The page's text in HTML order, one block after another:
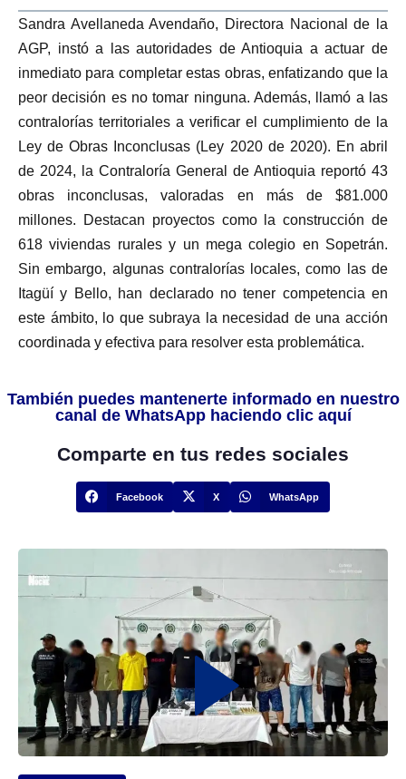
Sandra Avellaneda Avendaño, Directora Nacional de la
AGP, instó a las autoridades de Antioquia a actuar de
inmediato para completar estas obras, enfatizando que la
peor decisión es no tomar ninguna. Además, llamó a las
contralorías territoriales a verificar el cumplimiento de la
Ley de Obras Inconclusas (Ley 2020 de 2020). En abril
de 2024, la Contraloría General de Antioquia reportó 43
obras inconclusas, valoradas en más de $81.000
millones. Destacan proyectos como la construcción de
618 viviendas rurales y un mega colegio en Sopetrán.
Sin embargo, algunas contralorías locales, como las de
Itagüí y Bello, han declarado no tener competencia en
este ámbito, lo que subraya la necesidad de una acción
coordinada y efectiva para resolver esta problemática.
También puedes mantenerte informado en nuestro
canal de WhatsApp haciendo clic aquí
Comparte en tus redes sociales
Facebook X WhatsApp